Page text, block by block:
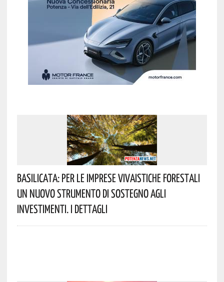
Basilicata: Per Le Imprese Vivaistiche Forestali
Un Nuovo Strumento Di Sostegno Agli
Investimenti. I Dettagli